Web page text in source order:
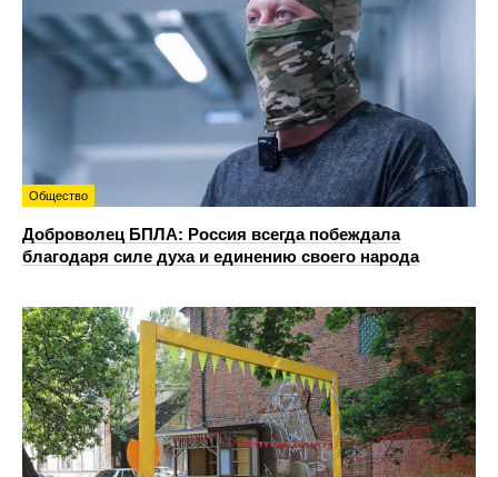
Общество
Доброволец БПЛА: Россия всегда побеждала
благодаря силе духа и единению своего народа